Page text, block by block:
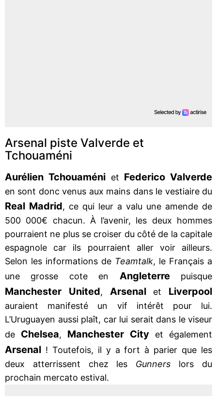
Arsenal piste Valverde et
Tchouaméni
Aurélien Tchouaméni et Federico Valverde
en sont donc venus aux mains dans le vestiaire du
Real Madrid, ce qui leur a valu une amende de
500 000€ chacun. À l’avenir, les deux hommes
pourraient ne plus se croiser du côté de la capitale
espagnole car ils pourraient aller voir ailleurs.
Selon les informations de Teamtalk, le Français a
une grosse cote en Angleterrepuisque
Manchester United, Arsenalet Liverpool
auraient manifesté un vif intérêt pour lui.
L’Uruguayen aussi plaît, car lui serait dans le viseur
de Chelsea, Manchester City et également
Arsenal ! Toutefois, il y a fort à parier que les
deux atterrissent chez les Gunners lors du
prochain mercato estival.